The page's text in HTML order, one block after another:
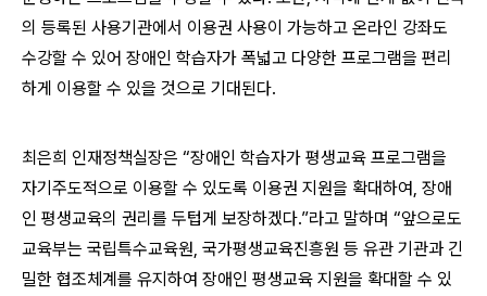
의 등록된 사용기관에서 이용권 사용이 가능하고 온라인 강좌도
수강할 수 있어 장애인 학습자가 폭넓고 다양한 프로그램을 편리
하게 이용할 수 있을 것으로 기대된다.
최은희 인재정책실장은 “장애인 학습자가 평생교육 프로그램을
자기주도적으로 이용할 수 있도록 이용권 지원을 확대하여, 장애
인 평생교육의 권리를 두텁게 보장하겠다.”라고 말하며 “앞으로도
교육부는 국립특수교육원, 국가평생교육진흥원 등 유관 기관과 긴
밀한 협조체계를 유지하여 장애인 평생교육 지원을 확대할 수 있